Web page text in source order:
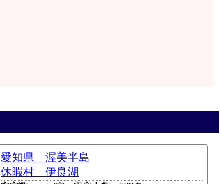
愛知県 渥美半島
休暇村 伊良湖